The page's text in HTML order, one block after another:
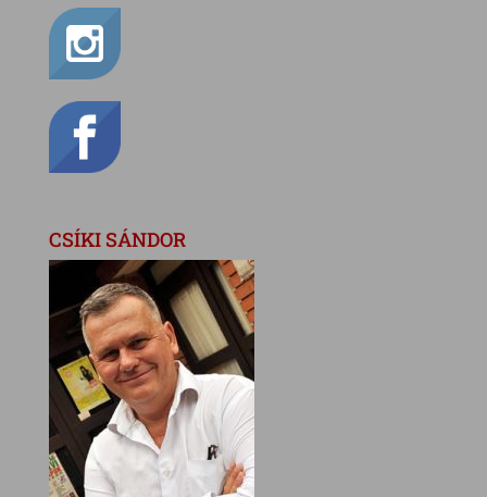
CSÍKI SÁNDOR